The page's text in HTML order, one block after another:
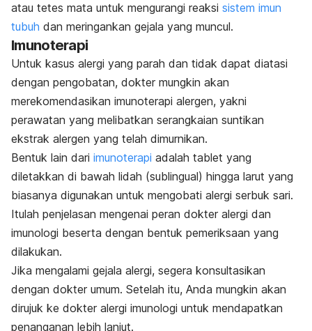
atau tetes mata untuk mengurangi reaksi sistem imun
tubuh dan meringankan gejala yang muncul.
Imunoterapi
Untuk kasus alergi yang parah dan tidak dapat diatasi
dengan pengobatan, dokter mungkin akan
merekomendasikan imunoterapi alergen, yakni
perawatan yang melibatkan serangkaian suntikan
ekstrak alergen yang telah dimurnikan.
Bentuk lain dari imunoterapi adalah tablet yang
diletakkan di bawah lidah (sublingual) hingga larut yang
biasanya digunakan untuk mengobati alergi serbuk sari.
Itulah penjelasan mengenai peran dokter alergi dan
imunologi beserta dengan bentuk pemeriksaan yang
dilakukan.
Jika mengalami gejala alergi, segera konsultasikan
dengan dokter umum. Setelah itu, Anda mungkin akan
dirujuk ke dokter alergi imunologi untuk mendapatkan
penanganan lebih lanjut.